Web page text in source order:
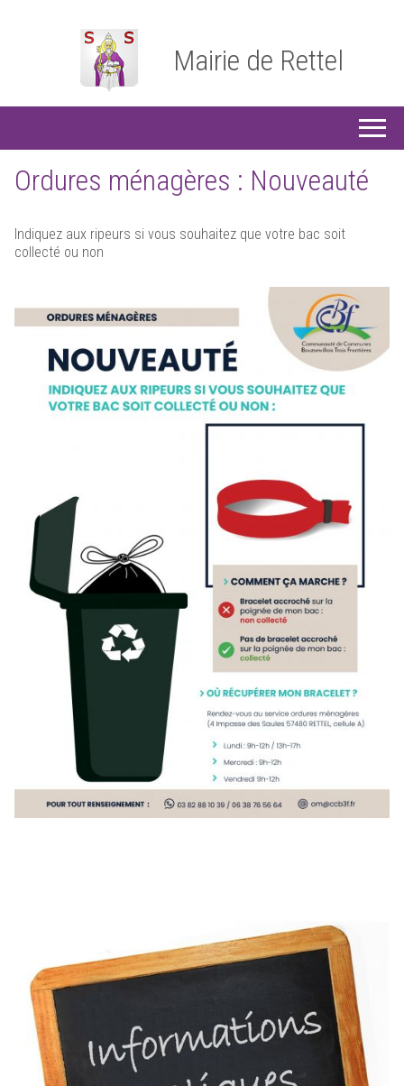
Mairie de Rettel
Ordures ménagères : Nouveauté
Indiquez aux ripeurs si vous souhaitez que votre bac soit
collecté ou non